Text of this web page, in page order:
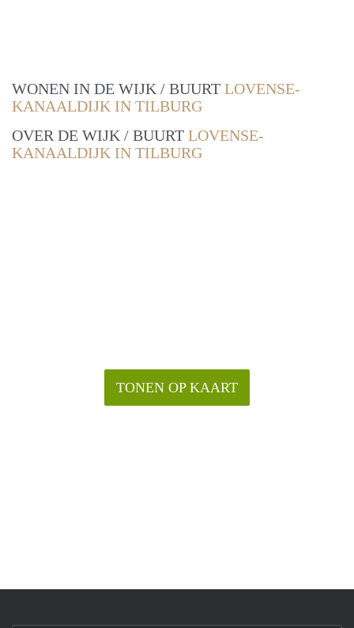
WONEN IN DE WIJK / BUURT LOVENSE-
KANAALDIJK IN TILBURG
OVER DE WIJK / BUURT LOVENSE-
KANAALDIJK IN TILBURG
TONEN OP KAART